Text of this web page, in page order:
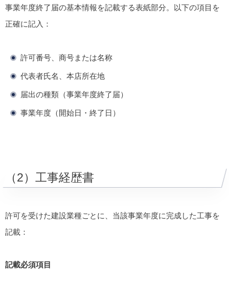
事業年度終了届の基本情報を記載する表紙部分。以下の項目を
正確に記入：
許可番号、商号または名称
代表者氏名、本店所在地
届出の種類（事業年度終了届）
事業年度（開始日・終了日）
（2）工事経歴書
許可を受けた建設業種ごとに、当該事業年度に完成した工事を
記載：
記載必須項目